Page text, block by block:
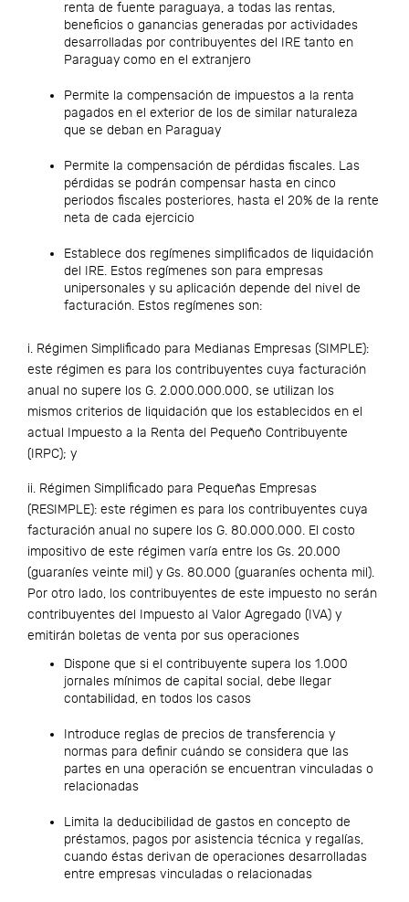
renta de fuente paraguaya, a todas las rentas,
beneficios o ganancias generadas por actividades
desarrolladas por contribuyentes del IRE tanto en
Paraguay como en el extranjero
Permite la compensación de impuestos a la renta
pagados en el exterior de los de similar naturaleza
que se deban en Paraguay
Permite la compensación de pérdidas fiscales. Las
pérdidas se podrán compensar hasta en cinco
periodos fiscales posteriores, hasta el 20% de la rente
neta de cada ejercicio
Establece dos regímenes simplificados de liquidación
del IRE. Estos regímenes son para empresas
unipersonales y su aplicación depende del nivel de
facturación. Estos regímenes son:
i. Régimen Simplificado para Medianas Empresas (SIMPLE):
este régimen es para los contribuyentes cuya facturación
anual no supere los G. 2.000.000.000, se utilizan los
mismos criterios de liquidación que los establecidos en el
actual Impuesto a la Renta del Pequeño Contribuyente
(IRPC); y
ii. Régimen Simplificado para Pequeñas Empresas
(RESIMPLE): este régimen es para los contribuyentes cuya
facturación anual no supere los G. 80.000.000. El costo
impositivo de este régimen varía entre los Gs. 20.000
(guaraníes veinte mil) y Gs. 80.000 (guaraníes ochenta mil).
Por otro lado, los contribuyentes de este impuesto no serán
contribuyentes del Impuesto al Valor Agregado (IVA) y
emitirán boletas de venta por sus operaciones
Dispone que si el contribuyente supera los 1.000
jornales mínimos de capital social, debe llegar
contabilidad, en todos los casos
Introduce reglas de precios de transferencia y
normas para definir cuándo se considera que las
partes en una operación se encuentran vinculadas o
relacionadas
Limita la deducibilidad de gastos en concepto de
préstamos, pagos por asistencia técnica y regalías,
cuando éstas derivan de operaciones desarrolladas
entre empresas vinculadas o relacionadas